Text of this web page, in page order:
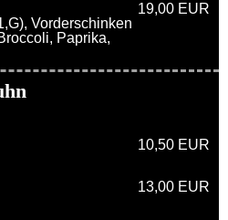
19,00 EUR
Vorderschinken
Paprika,
10,50 EUR
13,00 EUR